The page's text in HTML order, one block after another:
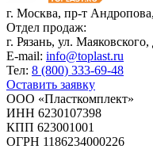
г. Москва, пр-т
Отдел продаж:
г. Рязань, ул.
E-mail: info@toplast.ru
Тел: 8 (800) 333-69-48
Оставить заявку
ООО «Пласткомплект»
ИНН 6230107398
КПП 623001001
ОГРН 1186234000226